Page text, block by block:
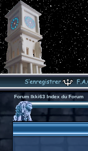
Forum Ikki63 Index du Forum